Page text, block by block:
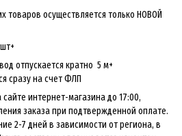
товаров осуществляется только НОВОЙ
отпускается кратно 5 м+
сразу на счет ФЛП
интернет-магазина до 17:00,
заказа при подтвержденной оплате.
2-7 дней в зависимости от региона, в